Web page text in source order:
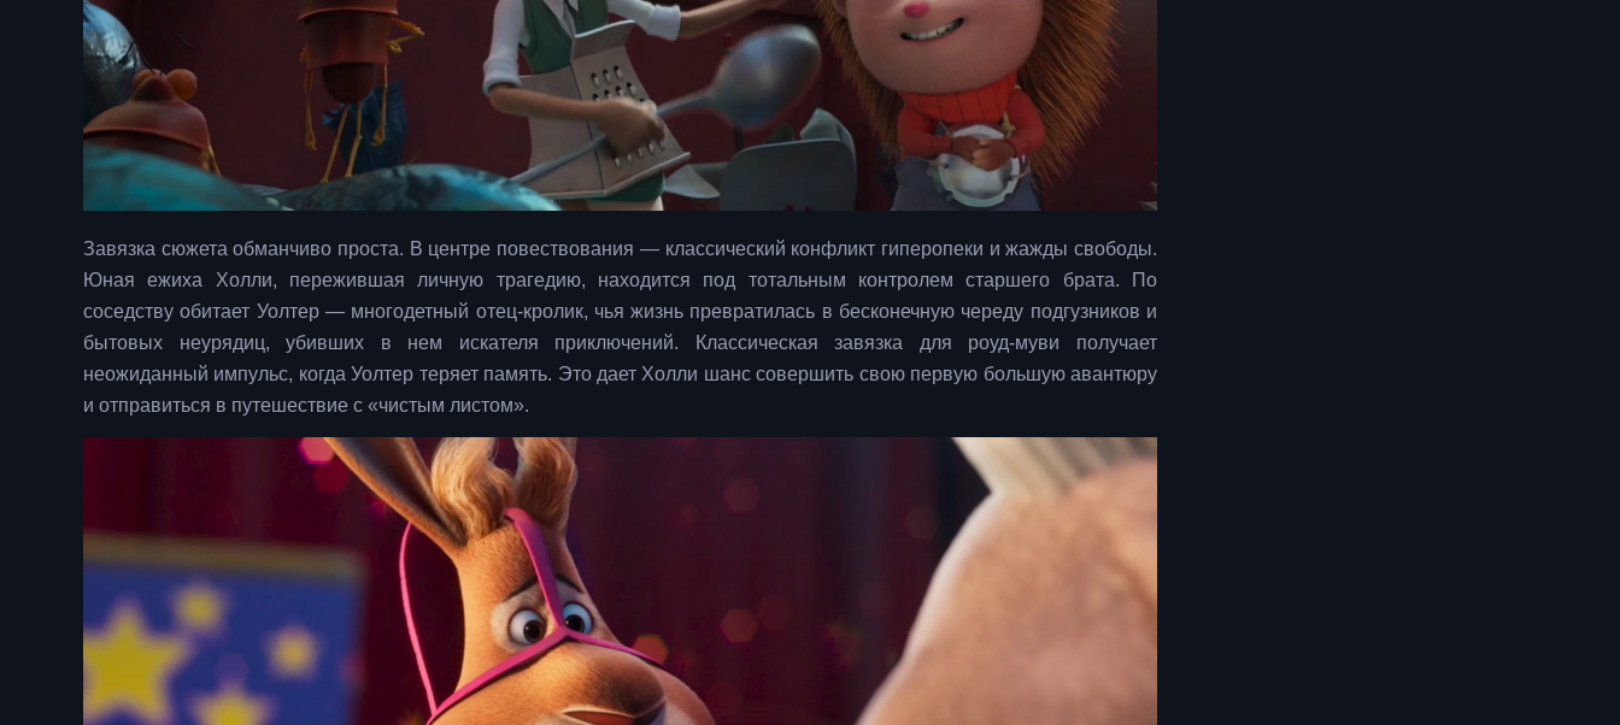
Завязка сюжета обманчиво проста. В центре повествования — классический конфликт гиперопеки и жажды свободы.
Юная ежиха Холли, пережившая личную трагедию, находится под тотальным контролем старшего брата. По
соседству обитает Уолтер — многодетный отец-кролик, чья жизнь превратилась в бесконечную череду подгузников и
бытовых неурядиц, убивших в нем искателя приключений. Классическая завязка для роуд-муви получает
неожиданный импульс, когда Уолтер теряет память. Это дает Холли шанс совершить свою первую большую авантюру
и отправиться в путешествие с «чистым листом».